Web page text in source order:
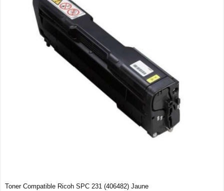
Toner Compatible Ricoh SPC 231 (406482) Jaune